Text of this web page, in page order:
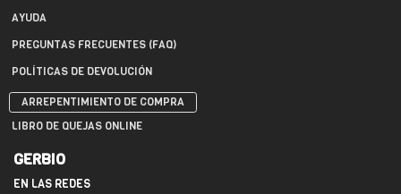
AYUDA
PREGUNTAS FRECUENTES (FAQ)
POLÍTICAS DE DEVOLUCIÓN
ARREPENTIMIENTO DE COMPRA
LIBRO DE QUEJAS ONLINE
GERBIO
EN LAS REDES